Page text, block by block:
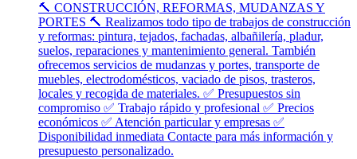
🔨 CONSTRUCCIÓN, REFORMAS, MUDANZAS Y
PORTES 🔨 Realizamos todo tipo de trabajos de construcción
y reformas: pintura, tejados, fachadas, albañilería, pladur,
suelos, reparaciones y mantenimiento general. También
ofrecemos servicios de mudanzas y portes, transporte de
muebles, electrodomésticos, vaciado de pisos, trasteros,
locales y recogida de materiales. ✅ Presupuestos sin
compromiso ✅ Trabajo rápido y profesional ✅ Precios
económicos ✅ Atención particular y empresas ✅
Disponibilidad inmediata Contacte para más información y
presupuesto personalizado.